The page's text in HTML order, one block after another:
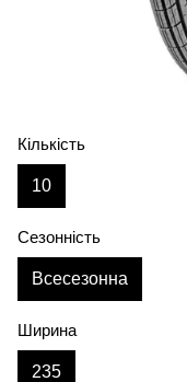
Кількість
10
Сезонність
Всесезонна
Ширина
235